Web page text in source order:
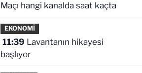
Maçı hangi kanalda saat kaçta
EKONOMİ
11:39
başlıyor